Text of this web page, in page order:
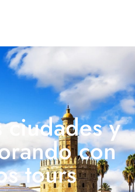
ciudades y
con
tours